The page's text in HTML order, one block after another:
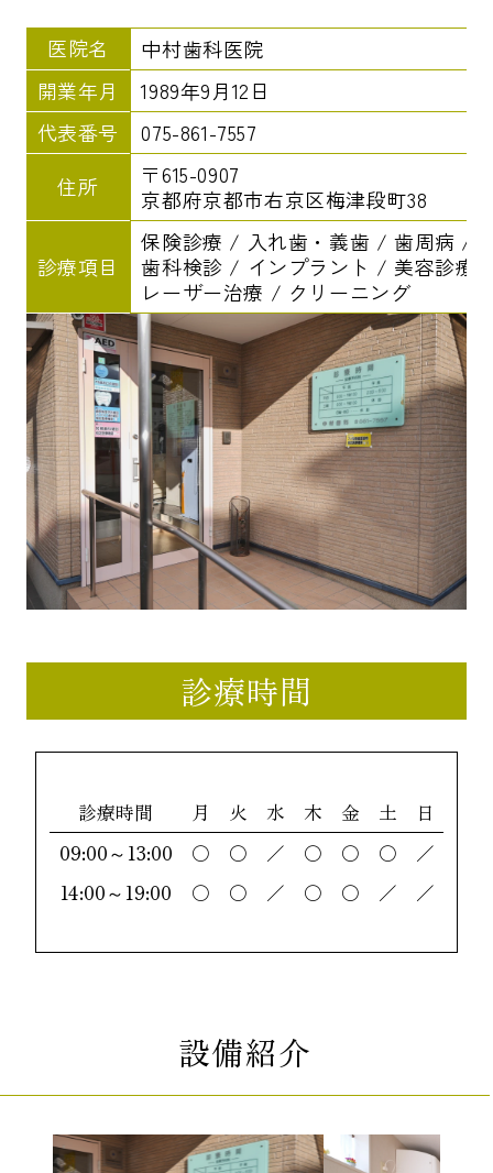
医院名
中村歯科医院
開業年月
1989年9月12日
代表番号
075-861-7557
住所
〒615-0907
京都府京都市右京区梅津段町38
診療項目
保険診療 / 入れ歯・義歯 / 歯周病 /
歯科検診 / インプラント / 美容診療
レーザー治療 / クリーニング
診療時間
診療時間 月 火 水 木 金 土
日
09:00～13:00
〇 〇 ／ 〇 〇 〇
／
14:00～19:00
〇 〇 ／ 〇 〇 ／ ／
設備紹介